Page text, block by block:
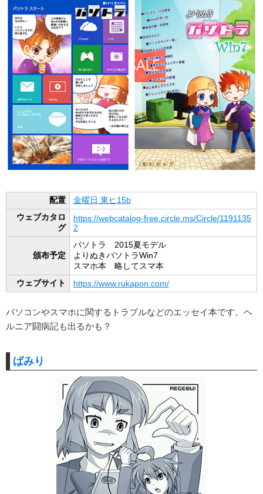
配置
金曜日 東ヒ15b
ウェブカタロ
グ
https://webcatalog-free.circle.ms/Circle/1191135
2
頒布予定
パソトラ 2015夏モデル
よりぬきパソトラWin7
スマホ本 略してスマ本
ウェブサイト
https://www.rukapon.com/
パソコンやスマホに関するトラブルなどのエッセイ本です。ヘ
ルニア闘病記も出るかも？
ばみり